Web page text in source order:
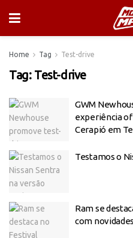
Home Tag Test-drive
Tag: Test-drive
GWM
experiência
Cerapió em
Testamos o
Ram se
com